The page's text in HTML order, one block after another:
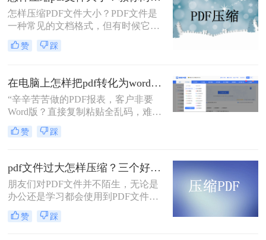
而受到广泛青睐。然而，有时我们可
能需要将PDF文件中的表格数据转换
为Excel表格以便进一步编辑和分析。
那么怎样把pdf转excel表格呢？本文将
介绍几种将PDF转换为Excel表格的方
怎样压缩PDF文件大小？PDF文件是
一种常见的文档格式，但有时候它们
的文件大小可能会很大，难以通过电
子邮件或其他方式共享。在这种情况
文件，一起来看一下吧。
赞 踩
在电脑上怎样把pdf转化为word？5种电脑端高效转换法，职场人必藏！
“辛辛苦苦做的PDF报表，客户非要
Word版？直接复制粘贴全乱码，难道
只能熬夜重做？”这是职场人小李上
周在朋友圈的吐槽。
赞 踩
pdf文件过大怎样压缩？三个好用的压缩方法学习一下！
朋友们对PDF文件并不陌生，无论是
办公还是学习都会使用到PDF文件，
对于广大的办公白领来讲，最大的难
题不是编辑PDF文件，而是如何存储
赞 踩